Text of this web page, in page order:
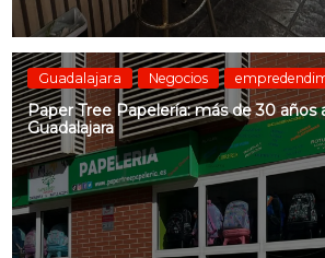
Guadalajara Negocios
Paper Tree Papelería: más de 30 años
Guadalajara